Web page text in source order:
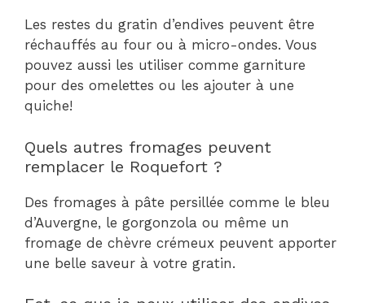
Les restes du gratin d’endives peuvent être
réchauffés au four ou à micro-ondes. Vous
pouvez aussi les utiliser comme garniture
pour des omelettes ou les ajouter à une
quiche!
Quels autres fromages peuvent
remplacer le Roquefort ?
Des fromages à pâte persillée comme le bleu
d’Auvergne, le gorgonzola ou même un
fromage de chèvre crémeux peuvent apporter
une belle saveur à votre gratin.